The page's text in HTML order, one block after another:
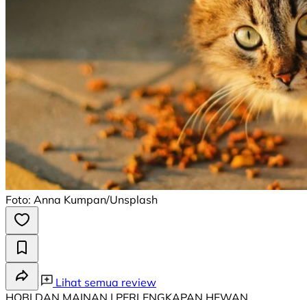
Foto: Anna Kumpan/Unsplash
Lihat semua review
HOBI DAN MAINAN | PERLENGKAPAN HEWAN